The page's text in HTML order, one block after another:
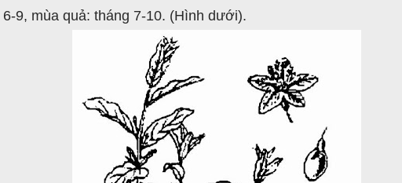
9, mùa quả: tháng 7-10. (Hình dưới).